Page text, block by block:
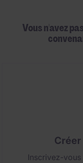
Vous n'avez
Inscrivez-